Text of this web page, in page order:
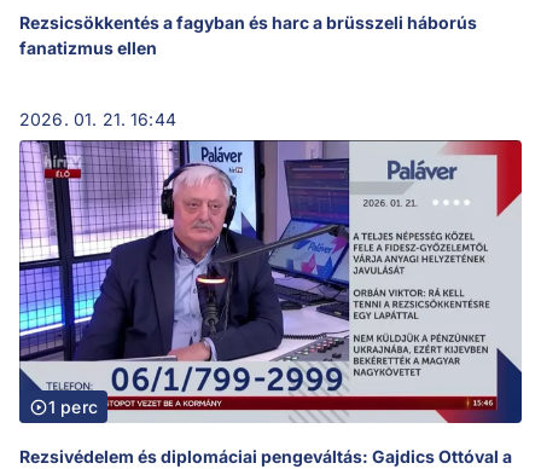
Rezsicsökkentés a fagyban és harc a brüsszeli háborús
fanatizmus ellen
2026. 01. 21. 16:44
1 perc
Rezsivédelem és diplomáciai pengeváltás: Gajdics Ottóval a